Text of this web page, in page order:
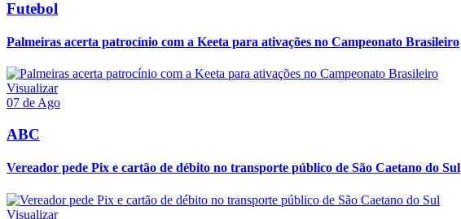
Futebol
Palmeiras acerta patrocínio com a Keeta para ativações no Campeonato Brasileiro
Visualizar
07 de Ago
ABC
Vereador pede Pix e cartão de débito no transporte público de São Caetano do Sul
Visualizar